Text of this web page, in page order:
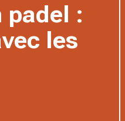
padel :
les